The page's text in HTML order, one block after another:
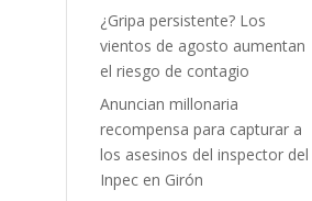
¿Gripa persistente? Los
vientos de agosto aumentan
el riesgo de contagio
Anuncian millonaria
recompensa para capturar a
los asesinos del inspector del
Inpec en Girón